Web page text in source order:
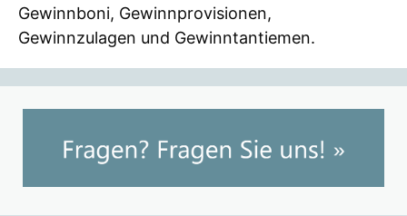
Gewinnboni, Gewinnprovisionen,
Gewinnzulagen und Gewinntantiemen.